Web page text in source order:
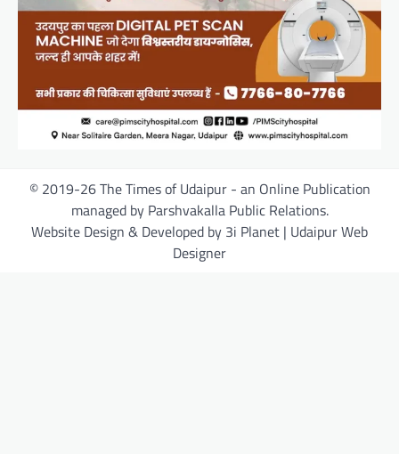
© 2019-26 The Times of Udaipur - an Online Publication
managed by Parshvakalla Public Relations.
Website Design & Developed by 3i Planet | Udaipur Web
Designer